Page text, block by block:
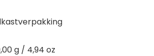
g / 4,94 oz